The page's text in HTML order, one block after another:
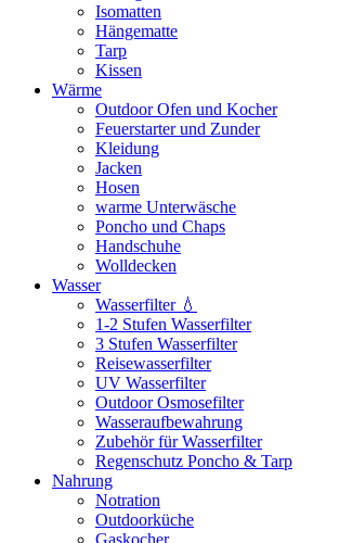
Isomatten
Hängematte
Tarp
Kissen
Wärme
Outdoor Ofen und Kocher
Feuerstarter und Zunder
Kleidung
Jacken
Hosen
warme Unterwäsche
Poncho und Chaps
Handschuhe
Wolldecken
Wasser
Wasserfilter 💧
1-2 Stufen Wasserfilter
3 Stufen Wasserfilter
Reisewasserfilter
UV Wasserfilter
Outdoor Osmosefilter
Wasseraufbewahrung
Zubehör für Wasserfilter
Regenschutz Poncho & Tarp
Nahrung
Notration
Outdoorküche
Gaskocher